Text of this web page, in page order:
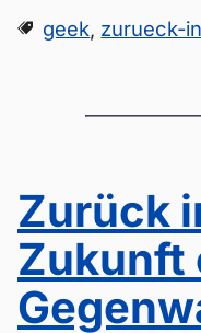
geek, zurueck-
Zurück
Zukunft